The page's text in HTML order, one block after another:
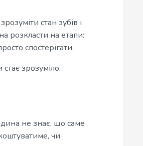
стан зубів і
розкласти на етапи:
спостерігати.
зрозуміло:
не знає, що саме
чи